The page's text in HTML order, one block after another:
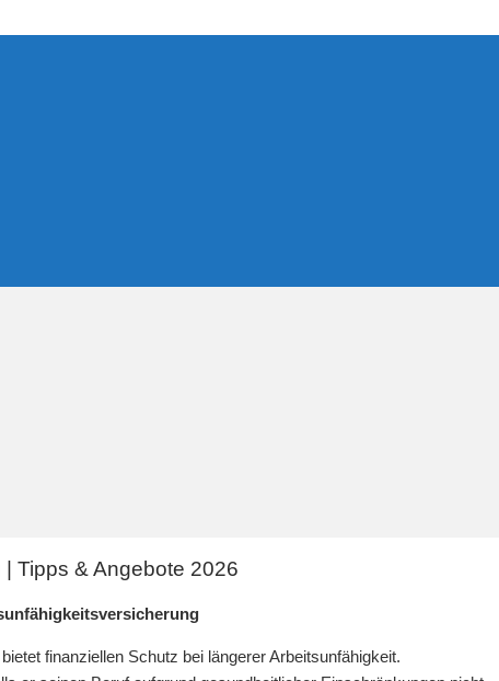
Tipps & Angebote 2026
finanziellen Schutz bei längerer Arbeitsunfähigkeit.